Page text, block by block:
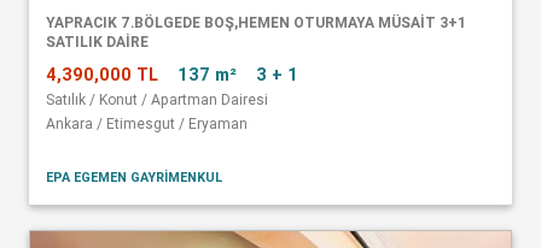
YAPRACIK 7.BÖLGEDE BOŞ,HEMEN OTURMAYA MÜSAİT 3+1
SATILIK DAİRE
4,390,000 TL 137 m² 3 + 1
Satılık / Konut / Apartman Dairesi
Ankara / Etimesgut / Eryaman
EPA EGEMEN GAYRİMENKUL